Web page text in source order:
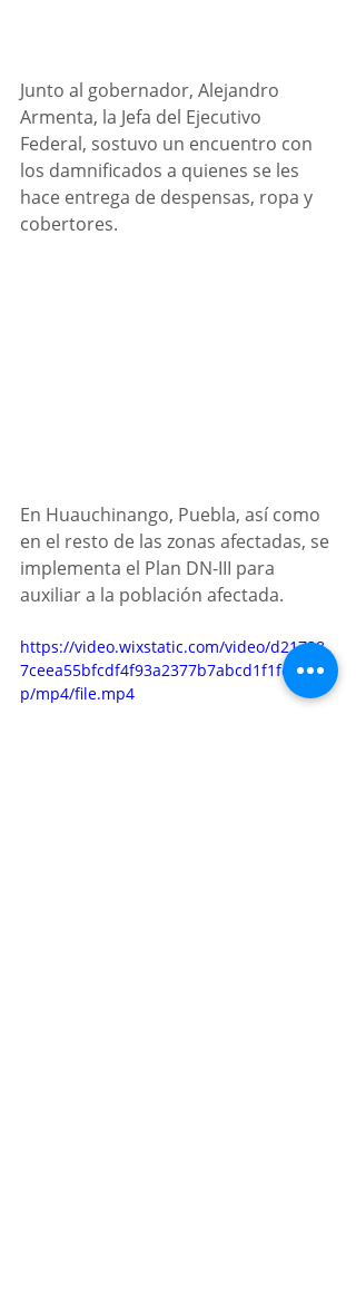
Junto al gobernador, Alejandro
Armenta, la Jefa del Ejecutivo
Federal, sostuvo un encuentro con
los damnificados a quienes se les
hace entrega de despensas, ropa y
cobertores.
En Huauchinango, Puebla, así como
en el resto de las zonas afectadas, se
implementa el Plan DN-III para
auxiliar a la población afectada.
https://video.wixstatic.com/video/d21728_
7ceea55bfcdf4f93a2377b7abcd1f1fd/1080
p/mp4/file.mp4